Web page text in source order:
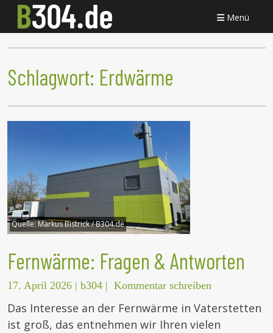
Menü
Schlagwort: Erdwärme
Quelle: Markus Bistrick / B304.de
Fernwärme: Fragen & Antworten
17. April 2026 | b304 | Kommentar schreiben
Das Interesse an der Fernwärme in Vaterstetten
ist groß, das entnehmen wir Ihren vielen